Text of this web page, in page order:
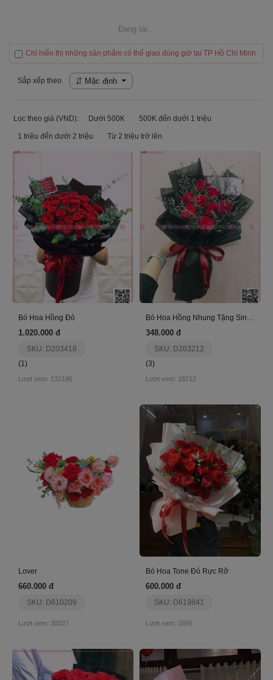
Đang tải...
Chỉ hiển thị những sản phẩm có thể giao đúng giờ tại TP Hồ Chí Minh
Sắp xếp theo Mặc định
Lọc theo giá (VND): Dưới 500K 500K đến dưới 1 triệu
1 triệu đến dưới 2 triệu Từ 2 triệu trở lên
Bó Hoa Hồng Đỏ
1.020.000 đ
SKU: D203418
(1)
Lượt xem: 132196
Bó Hoa Hồng Nhung Tặng Sinh Nhật
348.000 đ
SKU: D203212
(3)
Lượt xem: 18212
Lover
660.000 đ
SKU: D610209
Lượt xem: 30027
Bó Hoa Tone Đỏ Rực Rỡ
600.000 đ
SKU: D619841
Lượt xem: 1655